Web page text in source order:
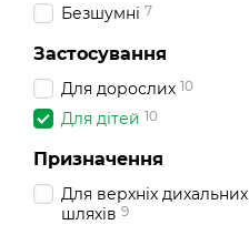
Безшумні 7
Застосування
Для дорослих 10
Для дітей 10
Призначення
Для верхніх дихальних
шляхів 9